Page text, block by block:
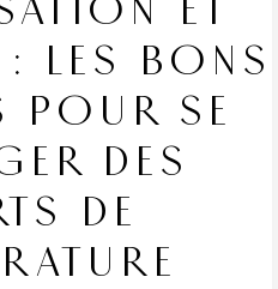
ET
LES BONS
POUR SE
DES
DE